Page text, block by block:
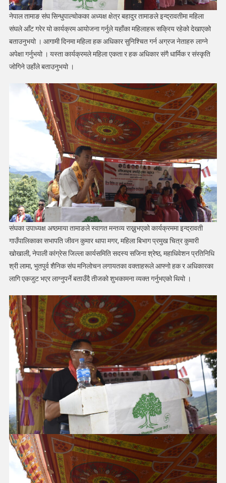
नेपाल तामाङ संघ सिन्धुपाल्चोकका अध्यक्ष क्षेत्र बहादुर तामाङले इन्द्रावतीमा महिला
संघले आँट गरेर यो कार्यक्रम आयोजना गर्नुले यहाँका महिलाहरू सक्रिय रहेको देखाएको
बताउनुभयो । आगामी दिनमा महिला हक अधिकार सुनिश्चित गर्न अग्रज नेताहरु लाग्ने
अपेक्षा गर्नुभयो । यस्ता कार्यक्रमले महिला एकता र हक अधिकार संगै धार्मिक र संस्कृति
जोगिने उहाँले बताउनुभयो ।
संघका उपाध्यक्ष अष्ठमाया तामाङले स्वागत मन्तव्य राख्नुभएको कार्यक्रममा इन्द्रावती
गाउँपालिकाका सभापति जीवन कुमार थापा मगर, महिला बिभाग प्रमुख चित्र कुमारी
खोखाली, नेपाली कांग्रेस जिल्ला कार्यसमिति सदस्य सजिना श्रेष्ठ, महाधिवेशन प्रतिनिधि
श्री लामा, भुतपुर्व शैनिक संघ मनिलोचन लगायतका वक्ताहरूले आफ्नो हक र अधिकारका
लागि एकजुट भएर लाग्नुपर्ने बताउँदै तीजको शुभकामना व्यक्त गर्नुभएको थियो ।